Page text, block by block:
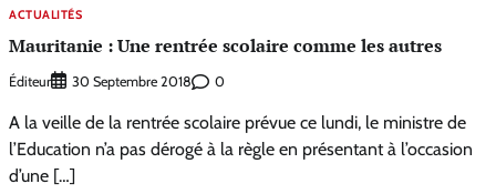
ACTUALITÉS
Mauritanie : Une rentrée scolaire comme les autres
Éditeur 30 Septembre 2018 0
A la veille de la rentrée scolaire prévue ce lundi, le ministre de
l’Education n’a pas dérogé à la règle en présentant à l’occasion
d’une […]